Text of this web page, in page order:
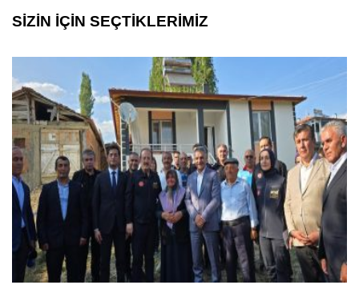
SİZİN İÇİN SEÇTİKLERİMİZ